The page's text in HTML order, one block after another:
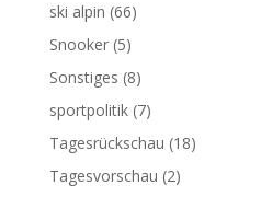
ski alpin (66)
Snooker(5)
Sonstiges (8)
sportpolitik(7)
Tagesrückschau (18)
Tagesvorschau (2)